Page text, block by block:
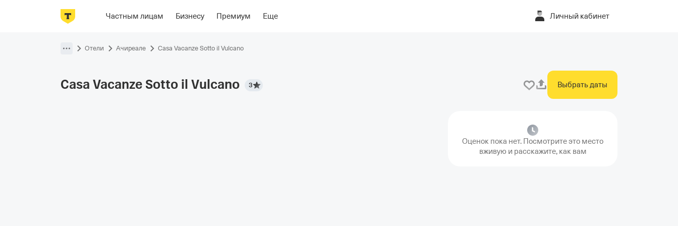
Частным лицам Бизнесу Премиум Еще Личный кабинет
Фотографии НомераРасположениеОб отеле
Отели Ачиреале Casa Vacanze Sotto il Vulcano
Casa Vacanze Sotto il Vulcano 3 Выбрать даты
Оценок пока нет. Посмотрите это место
вживую и расскажите, как вам